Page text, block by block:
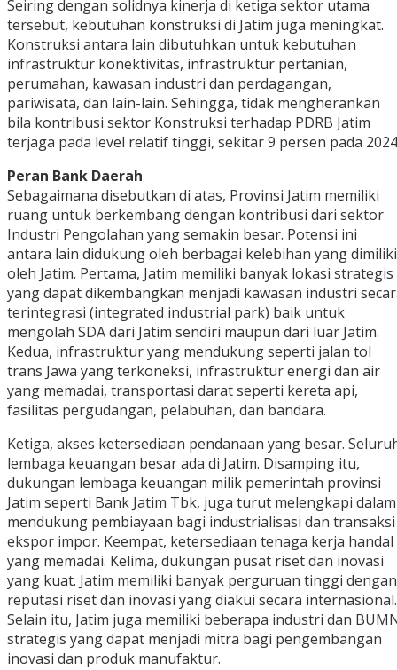
Seiring dengan solidnya kinerja di ketiga sektor utama
tersebut, kebutuhan konstruksi di Jatim juga meningkat.
Konstruksi antara lain dibutuhkan untuk kebutuhan
infrastruktur konektivitas, infrastruktur pertanian,
perumahan, kawasan industri dan perdagangan,
pariwisata, dan lain-lain. Sehingga, tidak mengherankan
bila kontribusi sektor Konstruksi terhadap PDRB Jatim
terjaga pada level relatif tinggi, sekitar 9 persen pada
Peran Bank Daerah
Sebagaimana disebutkan di atas, Provinsi Jatim memiliki
ruang untuk berkembang dengan kontribusi dari sektor
Industri Pengolahan yang semakin besar. Potensi ini
antara lain didukung oleh berbagai kelebihan yang dimiliki
oleh Jatim. Pertama, Jatim memiliki banyak lokasi strategis
yang dapat dikembangkan menjadi kawasan industri
terintegrasi (integrated industrial park) baik untuk
mengolah SDA dari Jatim sendiri maupun dari luar Jatim.
Kedua, infrastruktur yang mendukung seperti jalan tol
trans Jawa yang terkoneksi, infrastruktur energi dan air
yang memadai, transportasi darat seperti kereta api,
fasilitas pergudangan, pelabuhan, dan bandara.
Ketiga, akses ketersediaan pendanaan yang besar.
lembaga keuangan besar ada di Jatim. Disamping itu,
dukungan lembaga keuangan milik pemerintah provinsi
Jatim seperti Bank Jatim Tbk, juga turut melengkapi dalam
mendukung pembiayaan bagi industrialisasi dan transaksi
ekspor impor. Keempat, ketersediaan tenaga kerja handal
yang memadai. Kelima, dukungan pusat riset dan inovasi
yang kuat. Jatim memiliki banyak perguruan tinggi dengan
reputasi riset dan inovasi yang diakui secara internasional.
Selain itu, Jatim juga memiliki beberapa industri dan
strategis yang dapat menjadi mitra bagi pengembangan
inovasi dan produk manufaktur.